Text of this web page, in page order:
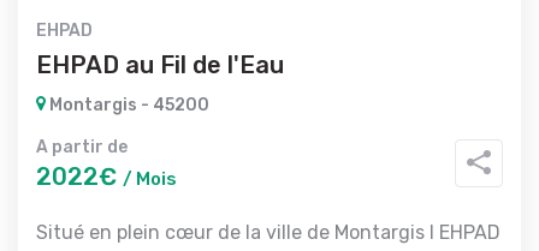
EHPAD
EHPAD au Fil de l'Eau
Montargis - 45200
A partir de
2022€ / Mois
Situé en plein cœur de la ville de Montargis l EHPAD